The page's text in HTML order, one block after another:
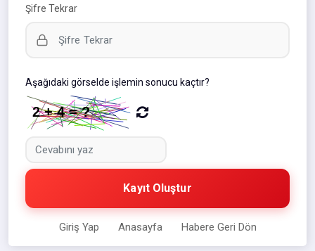
Şifre Tekrar
Aşağıdaki görselde işlemin sonucu kaçtır?
Kayıt Oluştur
Giriş Yap Anasayfa Habere Geri Dön